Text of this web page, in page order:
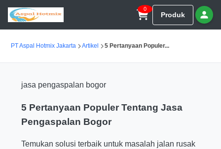
0
Produk
PT Aspal Hotmix Jakarta Artikel 5 Pertanyaan Populer...
jasa pengaspalan bogor
5 Pertanyaan Populer Tentang Jasa
Pengaspalan Bogor
Temukan solusi terbaik untuk masalah jalan rusak